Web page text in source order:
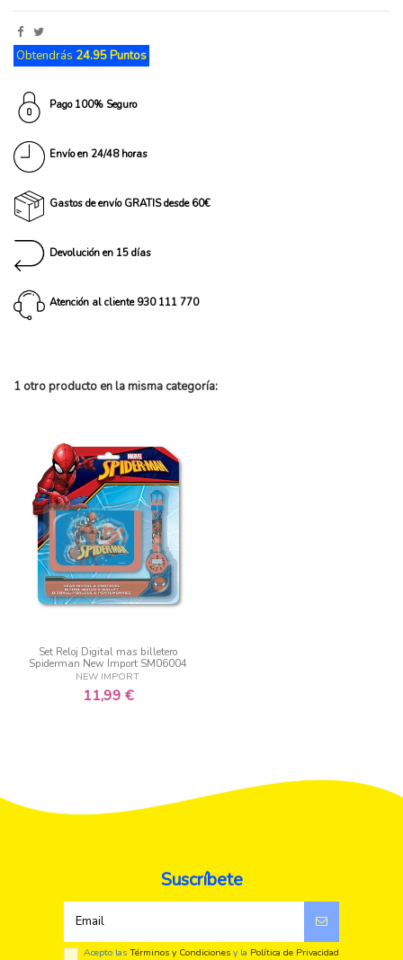
Obtendrás 24.95 Puntos
Pago 100% Seguro
Envío en 24/48 horas
Gastos de envío GRATIS desde 60€
Devolución en 15 días
Atención al cliente 930 111 770
1 otro producto en la misma categoría:
Set Reloj Digital mas billetero
Spiderman New Import SM06004
NEW IMPORT
11,99 €
Suscríbete
Acepto lasTérminos y Condiciones y la Política de Privacidad